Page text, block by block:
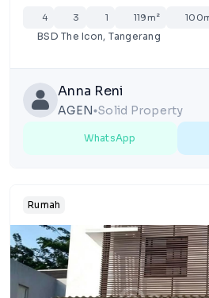
4 3 1 119m²
BSD The Icon, Tangerang
Anna Reni
AGEN lens Solid Property
WhatsApp
Rumah